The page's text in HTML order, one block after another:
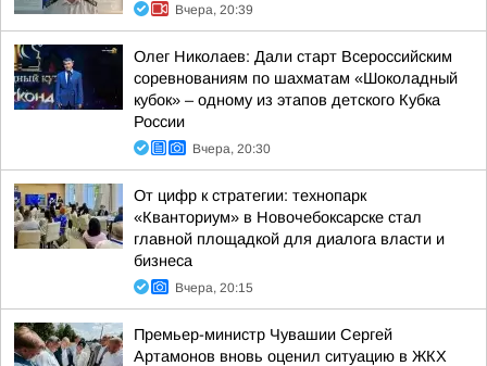
Вчера, 20:39
Олег Николаев: Дали старт Всероссийским
соревнованиям по шахматам «Шоколадный
кубок» – одному из этапов детского Кубка
России
Вчера, 20:30
От цифр к стратегии: технопарк
«Кванториум» в Новочебоксарске стал
главной площадкой для диалога власти и
бизнеса
Вчера, 20:15
Премьер-министр Чувашии Сергей
Артамонов вновь оценил ситуацию в ЖКХ